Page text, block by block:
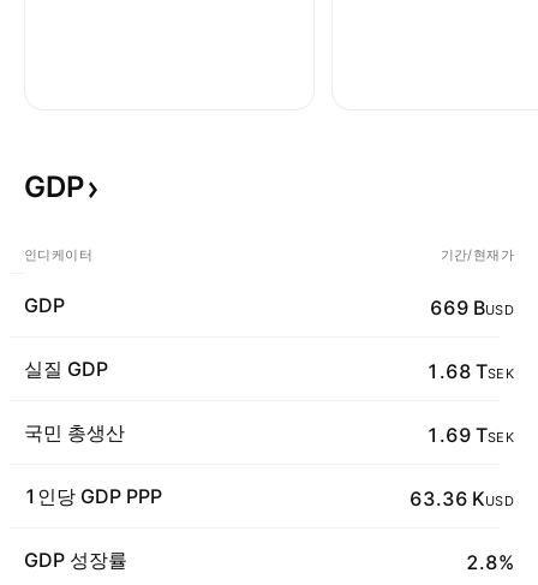
GDP
인디케이터 기간/현재가
GDP 669 BUSD
실질 GDP 1.68 TSEK
국민 총생산 1.69 TSEK
1인당 GDP PPP 63.36 KUSD
GDP 성장률 2.8%